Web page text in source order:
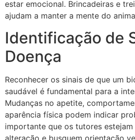
estar emocional. Brincadeiras e
ajudam a manter a mente do
Identificação de
Doença
Reconhecer os sinais de que um
saudável é fundamental para a
Mudanças no apetite,
aparência física podem indicar
importante que os tutores
alteração e busquem orientação